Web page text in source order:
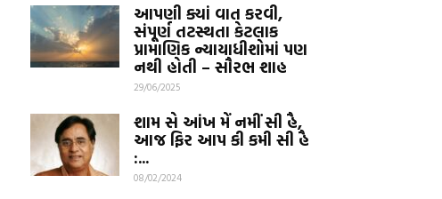
આપણી ક્યાં વાત કરવી,
સંપૂર્ણ તટસ્થતા કેટલાક
પ્રામાણિક ન્યાયાધીશોમાં પણ
નથી હોતી – સૌરભ શાહ
29/06/2025
શામ સે આંખ મેં નમીં સી હૈ,
આજ ફિર આપ કી કમી સી હૈ
:...
08/02/2024